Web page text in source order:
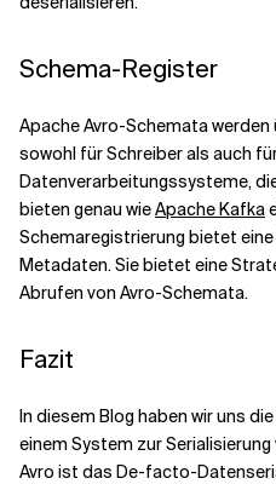
Schema-Register
Apache Avro-Schemata
sowohl für Schreiber als auch
Datenverarbeitungssysteme,
bieten genau wieApache Kafka
Schemaregistrierung bietet
Metadaten. Sie bietet eine
Abrufen von Avro-Schemata.
Fazit
In diesem Blog haben wir uns
einem System zur
Avro ist das De-facto-